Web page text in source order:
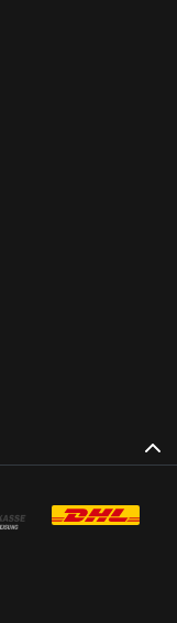
neuem Tab
in neuem Tab
– öffnet in